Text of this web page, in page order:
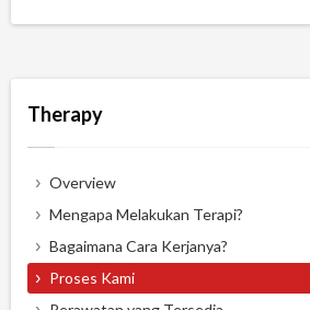
Therapy
Overview
Mengapa Melakukan Terapi?
Bagaimana Cara Kerjanya?
Proses Kami